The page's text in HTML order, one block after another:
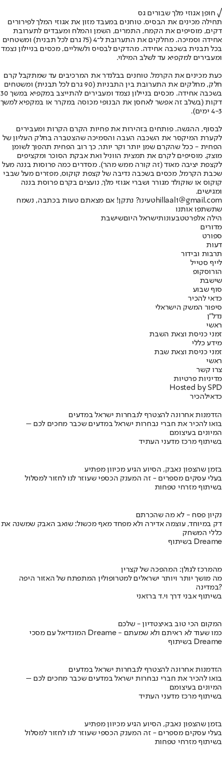
√ חופן אגוזי מלך שבורים גס
תחילה מכינים את הבסיס. טוחנים במעבד מזון את אגוזי המלך לפירורים
דקים, מוסיפים את הקמח, התמרים, השמן והמלח ומעבדים לתערובת
אחידה וסמיכה. מחלקים את התערובת ל־4 (75 גרם לכל תבנית) ומשטחים
בכל תבנית בשכבה אחידה. מהדקים לבסיס ולשוליים, מכסים בניילון נצמד
ומעבירים למקפיא עד לשלב המילוי.
כעת מכינים את הקרמל. טוחנים בבלנדר את המרכיבים עד שמתקבל קרם
חלק, מחלקים את התערובת בין התבניות (90 גרם לכל תבנית) ומשטחים
בשכבה אחידה. מכסים בניילון נצמד ומעבירים להתייצב במקפיא במשך 30
דקות (בשלב זה אפשר לאחסן את הבנופי מכוסה במקרר או במקפיא למשך
4-3 ימים).
לבסוף, ההגשה. פותחים בזהירות את פחיות הקרם הקרות ומעבירים
לקערת המיקסר את השכבה העבה והסמיכה שהצטברה בחלק העליון של
הפחית - ככל שהקרם שמן יותר וקר יותר, כך רוב הפחית תהפוך לשומן
מוצק. מוסיפים לקרם את תמצית הווניל ואת אבקת הסוכר ומקציפים
לקצפת יציבה מאוד (זה קורה ממש מהר). מסדרים כמה פרוסות בננה מעל
שכבת הקרמל, מכסים בשכבה נדיבה של קצפת קוקוס, מפזרים מעל שבבי
קוקוס או שוקולד מגורר ושברי אגוזי מלך, נועצים בקרם פרוסת בננה
ומגישים.
hillaal1@gmail.comטעינו? נתקן! אם מצאתם טעות בכתבה, נשמח
שתשתפו אותנו
הילה אלפרטטבעונותישראל היוםשישבת
מדורים
ספורט
דעות
תרבות ובידור
לייף סטייל
הורוסקופ
שישבת
סוף שבוע
כדאי להכיר
סיפור המשק הישראלי
נדל"ן
ראשי
זמני כניסת וצאת השבת
מידע כללי
זמני כניסת וצאת שבת
ראשי
צרו קשר
מדיניות פרטיות
Hosted by SPD
כדאילהכיר
הזדמנות אחרונה להצטרף לנבחרות ישראל במדעים
בואו להכיר את חברי נבחרות ישראל במדעים שכבר מחכים לכם –
המיונים בעיצומם
בשיתוף מרכז מדעני העתיד
בזמן שהצפון נאבק, הסיוע הגיע מכיוון מפתיע
בעלי עסקים מספרים - זה המענק הכספי שעוזר לנו לחזור למסלול
בשיתוף מזרחי טפחות
נקיון פסח - לא מה שהכרתם
דק במיוחד, עוצמה אדירה ולא מפחד מאף מכשול: שואב האבק שמשנה את
כללי המשחק
בשיתוף Dreame
מהמרכז לגולן: המהפכה של קצרין
מה מושך יותר ויותר ישראלים למטרופולין המתפתח של האזור היפה
במדינה?
בשיתוף אבני דרך וי.ד ברזאני
המקום הכי טוב באיצטדיון - שלכם
המונדיאל עם מסכי Dreame - כמו שעוד לא ראיתם ולא שמעתם
בשיתוף Dreame
הזדמנות אחרונה להצטרף לנבחרות ישראל במדעים
בואו להכיר את חברי נבחרות ישראל במדעים שכבר מחכים לכם –
המיונים בעיצומם
בשיתוף מרכז מדעני העתיד
בזמן שהצפון נאבק, הסיוע הגיע מכיוון מפתיע
בעלי עסקים מספרים - זה המענק הכספי שעוזר לנו לחזור למסלול
בשיתוף מזרחי טפחות